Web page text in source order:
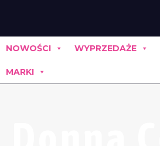
NOWOŚCI WYPRZEDAŻE
MARKI